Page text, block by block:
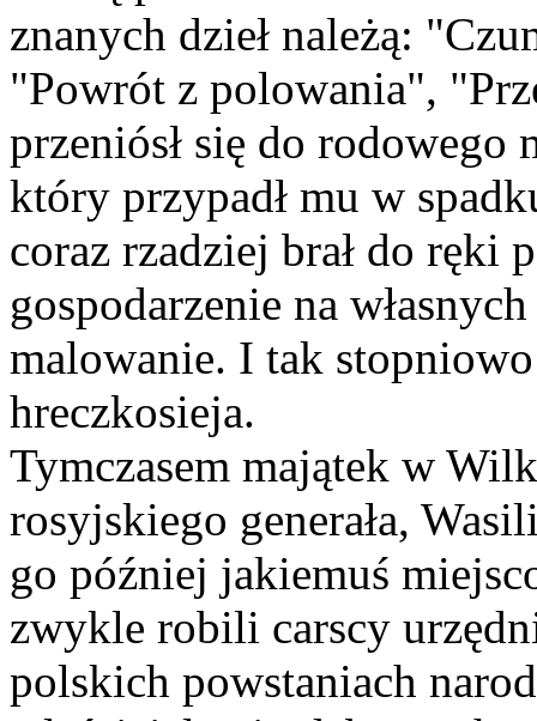
znanych dzieł należą:
"Powrót z polowania",
przeniósł się do
który przypadł mu w
coraz rzadziej brał do ręki
gospodarzenie na
malowanie. I tak stopniowo
hreczkosieja.
Tymczasem majątek w
rosyjskiego generała,
go później jakiemuś
zwykle robili carscy
polskich powstaniach